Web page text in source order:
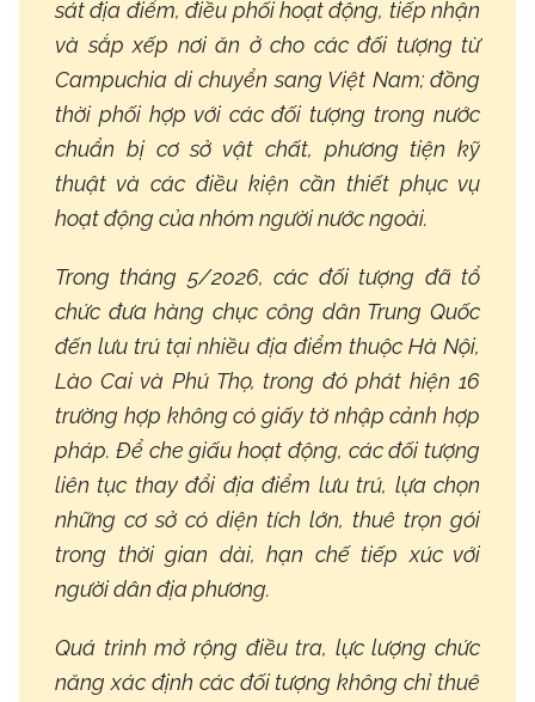
sát địa điểm, điều phối hoạt động, tiếp nhận
và sắp xếp nơi ăn ở cho các đối tượng từ
Campuchia di chuyển sang Việt Nam; đồng
thời phối hợp với các đối tượng trong nước
chuẩn bị cơ sở vật chất, phương tiện kỹ
thuật và các điều kiện cần thiết phục vụ
hoạt động của nhóm người nước ngoài.
Trong tháng 5/2026, các đối tượng đã tổ
chức đưa hàng chục công dân Trung Quốc
đến lưu trú tại nhiều địa điểm thuộc Hà Nội,
Lào Cai và Phú Thọ, trong đó phát hiện 16
trường hợp không có giấy tờ nhập cảnh hợp
pháp. Để che giấu hoạt động, các đối tượng
liên tục thay đổi địa điểm lưu trú, lựa chọn
những cơ sở có diện tích lớn, thuê trọn gói
trong thời gian dài, hạn chế tiếp xúc với
người dân địa phương.
Quá trình mở rộng điều tra, lực lượng chức
năng xác định các đối tượng không chỉ thuê